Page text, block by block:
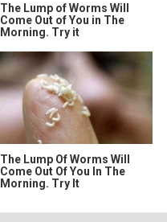
The Lump of Worms Will
Come Out of You in The
Morning. Try it
The Lump Of Worms Will
Come Out Of You In The
Morning. Try It